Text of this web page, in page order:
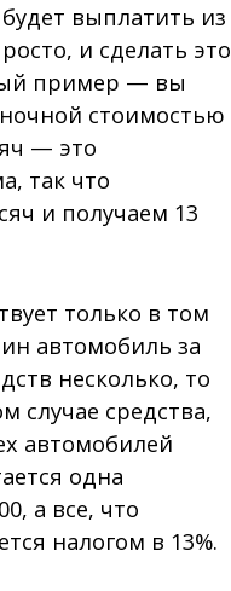
выплатить из
и сделать это
пример — вы
стоимостью
— это
так что
и получаем 13
только в том
автомобиль за
несколько, то
случае средства,
автомобилей
одна
а все, что
налогом в 13%.